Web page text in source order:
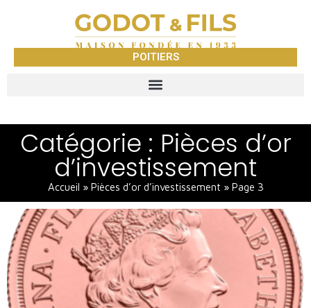
POITIERS
Catégorie : Pièces d’or
d’investissement
Accueil » Pièces d’or d’investissement » Page 3